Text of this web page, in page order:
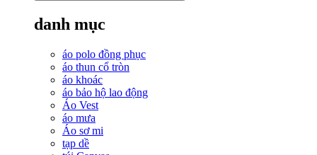
danh mục
áo polo đồng phục
áo thun cổ tròn
áo khoác
áo bảo hộ lao động
Áo Vest
áo mưa
Áo sơ mi
tạp dề